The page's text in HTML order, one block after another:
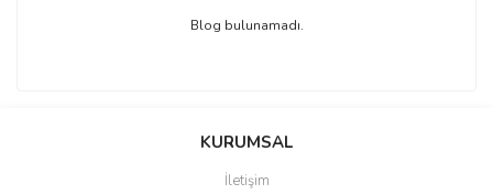
Blog bulunamadı.
KURUMSAL
İletişim